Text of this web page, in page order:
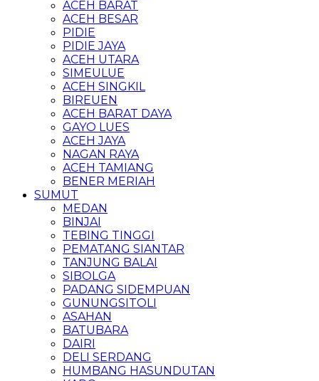
ACEH BARAT
ACEH BESAR
PIDIE
PIDIE JAYA
ACEH UTARA
SIMEULUE
ACEH SINGKIL
BIREUEN
ACEH BARAT DAYA
GAYO LUES
ACEH JAYA
NAGAN RAYA
ACEH TAMIANG
BENER MERIAH
SUMUT
MEDAN
BINJAI
TEBING TINGGI
PEMATANG SIANTAR
TANJUNG BALAI
SIBOLGA
PADANG SIDEMPUAN
GUNUNGSITOLI
ASAHAN
BATUBARA
DAIRI
DELI SERDANG
HUMBANG HASUNDUTAN